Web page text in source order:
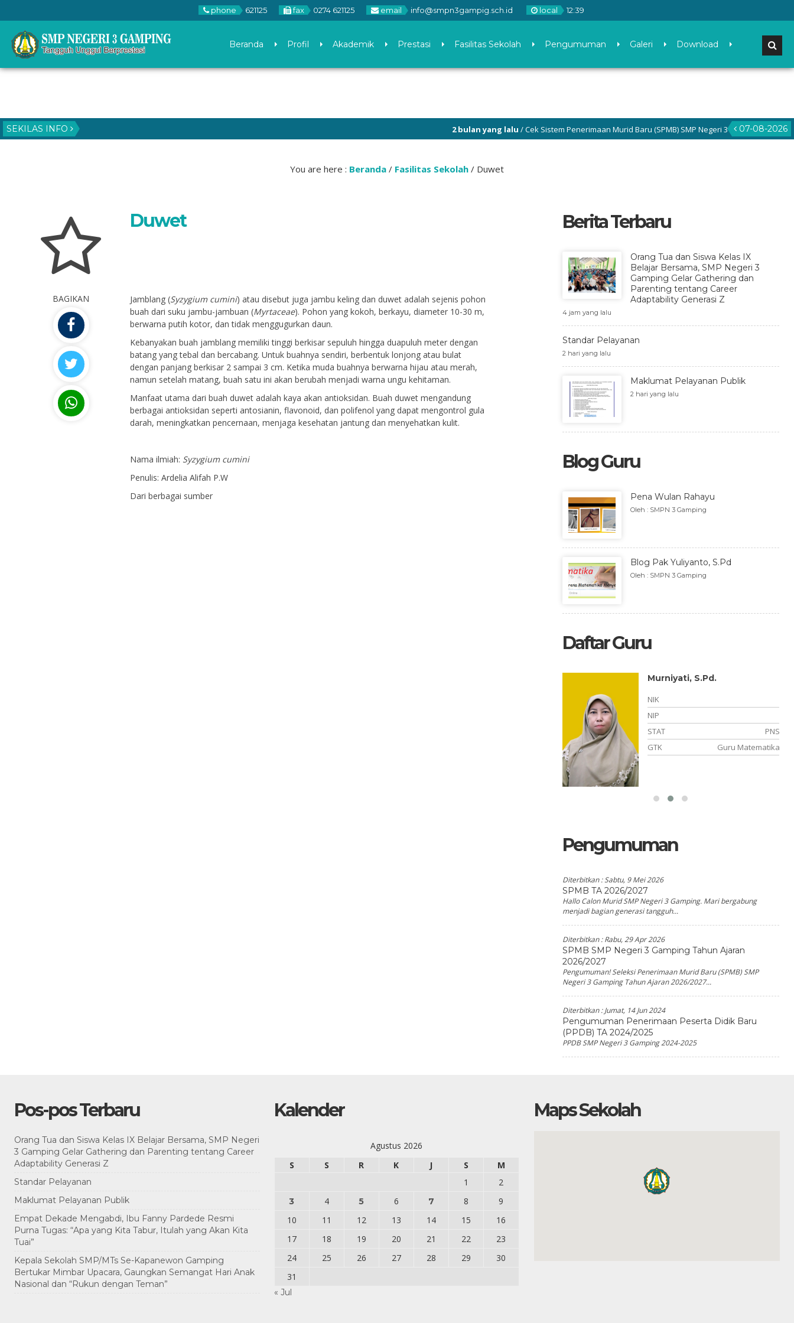
phone 621125 fax 0274 621125 email info@smpn3gampig.sch.id local 12:39
Beranda Profil Akademik Prestasi Fasilitas Sekolah Pengumuman Galeri Download
SEKILAS INFO 07-08-2026
2 bulan yang lalu/ Cek Sistem Penerimaan Murid Baru (SPMB) SMP Negeri 3 Gamping di menu
Berprestasi SPETAGA.
You are here : Beranda / Fasilitas Sekolah / Duwet
Duwet
BAGIKAN Jamblang (Syzygium cumini) atau disebut juga jambu keling dan duwet adalah sejenis pohon
buah dari suku jambu-jambuan (Myrtaceae). Pohon yang kokoh, berkayu, diameter 10-30 m,
berwarna putih kotor, dan tidak menggugurkan daun.
Kebanyakan buah jamblang memiliki tinggi berkisar sepuluh hingga duapuluh meter dengan
batang yang tebal dan bercabang. Untuk buahnya sendiri, berbentuk lonjong atau bulat
dengan panjang berkisar 2 sampai 3 cm. Ketika muda buahnya berwarna hijau atau merah,
namun setelah matang, buah satu ini akan berubah menjadi warna ungu kehitaman.
Manfaat utama dari buah duwet adalah kaya akan antioksidan. Buah duwet mengandung
berbagai antioksidan seperti antosianin, flavonoid, dan polifenol yang dapat mengontrol gula
darah, meningkatkan pencernaan, menjaga kesehatan jantung dan menyehatkan kulit.
Nama ilmiah: Syzygium cumini
Penulis: Ardelia Alifah P.W
Dari berbagai sumber
Berita Terbaru
Orang Tua dan Siswa Kelas IX
Belajar Bersama, SMP Negeri 3
Gamping Gelar Gathering dan
Parenting tentang Career
Adaptability Generasi Z
4 jam yang lalu
Standar Pelayanan
2 hari yang lalu
Maklumat Pelayanan Publik
2 hari yang lalu
Blog Guru
Pena Wulan Rahayu
Oleh : SMPN 3 Gamping
Blog Pak Yuliyanto, S.Pd
Oleh : SMPN 3 Gamping
Daftar Guru
Murniyati, S.Pd.
NIK
NIP
STAT
PNS
GTK
Guru Matematika
Pengumuman
Diterbitkan :Sabtu, 9 Mei 2026
SPMB TA 2026/2027
Hallo Calon Murid SMP Negeri 3 Gamping. Mari bergabung
menjadi bagian generasi tangguh...
Diterbitkan :Rabu, 29 Apr 2026
SPMB SMP Negeri 3 Gamping Tahun Ajaran
2026/2027
Pengumuman! Seleksi Penerimaan Murid Baru (SPMB) SMP
Negeri 3 Gamping Tahun Ajaran 2026/2027...
Diterbitkan :Jumat, 14 Jun 2024
Pengumuman Penerimaan Peserta Didik Baru
(PPDB) TA 2024/2025
PPDB SMP Negeri 3 Gamping 2024-2025
Pos-pos Terbaru
Orang Tua dan Siswa Kelas IX Belajar Bersama, SMP Negeri
3 Gamping Gelar Gathering dan Parenting tentang Career
Adaptability Generasi Z
Standar Pelayanan
Maklumat Pelayanan Publik
Empat Dekade Mengabdi, Ibu Fanny Pardede Resmi
Purna Tugas: “Apa yang Kita Tabur, Itulah yang Akan Kita
Tuai”
Kepala Sekolah SMP/MTs Se-Kapanewon Gamping
Bertukar Mimbar Upacara, Gaungkan Semangat Hari Anak
Nasional dan “Rukun dengan Teman”
Kalender
Agustus 2026
S
S R K J S
M
1
2
3 4 5 6 7 8
9
10
11 12 13 14 15
16
17
18 19 20 21 22
23
24
25 26 27 28 29
30
31
« Jul
Maps Sekolah